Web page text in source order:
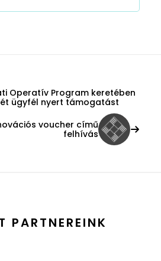
Operatív Program keretében
ügyfél nyert támogatást
voucher című
felhívás
PARTNEREINK